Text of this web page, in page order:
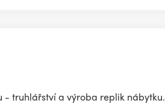
- truhlářství a výroba replik nábytku.